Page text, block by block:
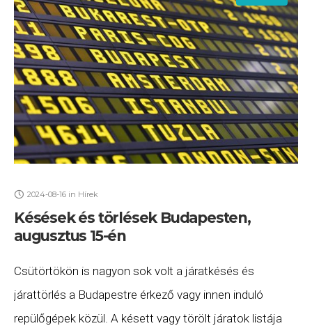
2024-08-16 in Hírek
Késések és törlések Budapesten,
augusztus 15-én
Csütörtökön is nagyon sok volt a járatkésés és
járattörlés a Budapestre érkező vagy innen induló
repülőgépek közül. A késett vagy törölt járatok listája